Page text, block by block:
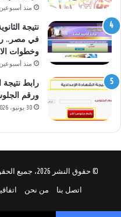
منذ أسبوعين
في مصر..
وخطوات
منذ أسبوعين
ورقم
30 يونيو، 2026
© حقوق النشر 2026، جميع الحقوق محفوظة لموقع كورة اكسترا |
اتصل بنا من نحن